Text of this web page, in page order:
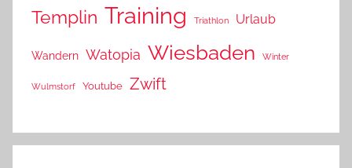
Templin Training Triathlon Urlaub
Wandern Watopia Wiesbaden Winter
Wulmstorf Youtube Zwift